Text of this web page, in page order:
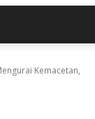
Kemacetan,